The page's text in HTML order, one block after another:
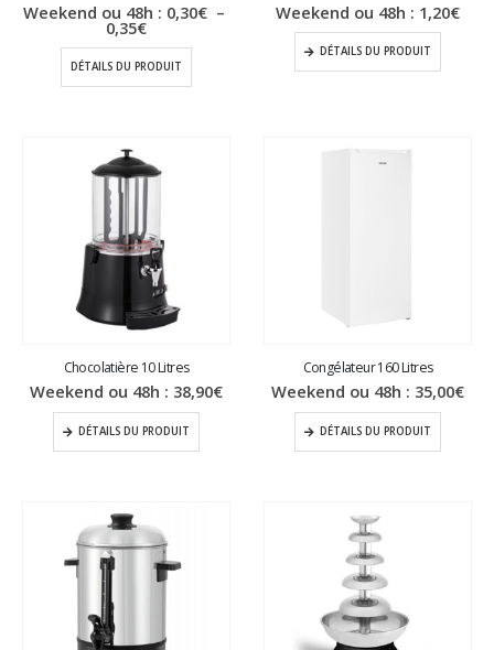
Weekend ou 48h : 0,30€ –
0,35€Plage
de
prix :
0,30€
à
DÉTAILS DU PRODUIT
Weekend ou 48h : 1,20€
DÉTAILS DU PRODUIT
Chocolatière 10 Litres
Weekend ou 48h : 38,90€
DÉTAILS DU PRODUIT
Congélateur 160 Litres
Weekend ou 48h : 35,00€
DÉTAILS DU PRODUIT